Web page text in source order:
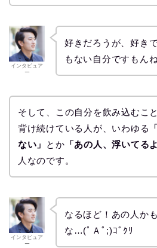
インタビュア
ー
好きだろうが、好き
もない自分ですもんね
そして、この自分を飲み込むこ
背け続けている人が、いわゆる
ない」
とか 「あの人、浮いてる
人なのです。
インタビュア
ー
なるほど！あの人か
な…(ﾟＡﾟ;)ｺﾞｸﾘ